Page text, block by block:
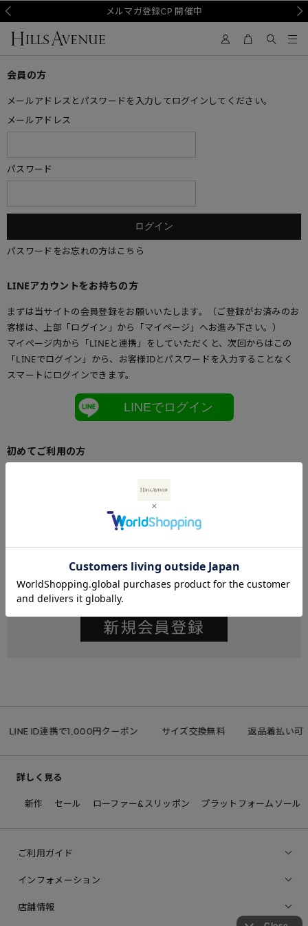
メルマガ登録CP 開催中
会員の方
メールアドレスとパスワードを入力してログインしてください。
メールアドレス
パスワード
パスワードをお忘れの方はこちら
LINEアカウントをお持ちの方
まずは当サイトの会員登録をお願いいたします。（ご登録がお済みのお
客様は、上部「ログイン」から「マイページ」へお進み下さい。）
マイページ内から「LINEと連携」をしていただくと、次回からはこの
「LINEでログイン」から、お客様IDとパスワードを入力することなく
スマートにログインできます。
LINEでログイン
初めてご利用の方
メールアドレスとパスワードを登録しておくと便利にお買い物ができる
LINE ID連携で1,000円クーポン サイズ交換無料 返品着払い可
詳しく見る
新作 セール ローファー&スリッポン プラットフォームソール
ご利用ガイド
インフォメーション
店舗情報